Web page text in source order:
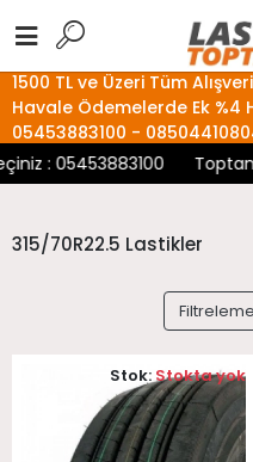
1500 TL ve Üzeri Tüm
Havale Ödemelerde Ek %4
05453883100 -
: 05453883100
315/70R22.5 Lastikler
Filtreleme
Stok:Stokta yok